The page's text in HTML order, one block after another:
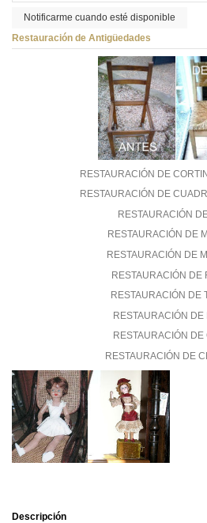
Notificarme cuando esté disponible
Restauración de Antigüedades
RESTAURACIÓN DE
RESTAURACIÓN DE
RESTAURACIÓN
RESTAURACIÓN DE
RESTAURACIÓN DE
RESTAURACIÓN DE
RESTAURACIÓN DE
RESTAURACIÓN DE
RESTAURACIÓN DE
RESTAURACIÓN DE
Descripción